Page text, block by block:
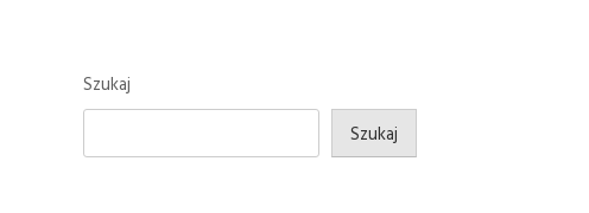
Szukaj
Szukaj